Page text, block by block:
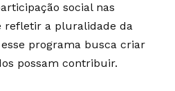
social nas
refletir a pluralidade da
programa busca criar
possam contribuir.